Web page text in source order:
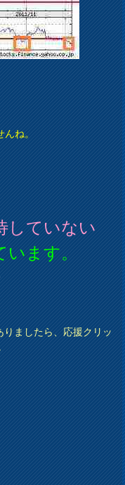
んね。
していない
います。
したら、応援クリッ